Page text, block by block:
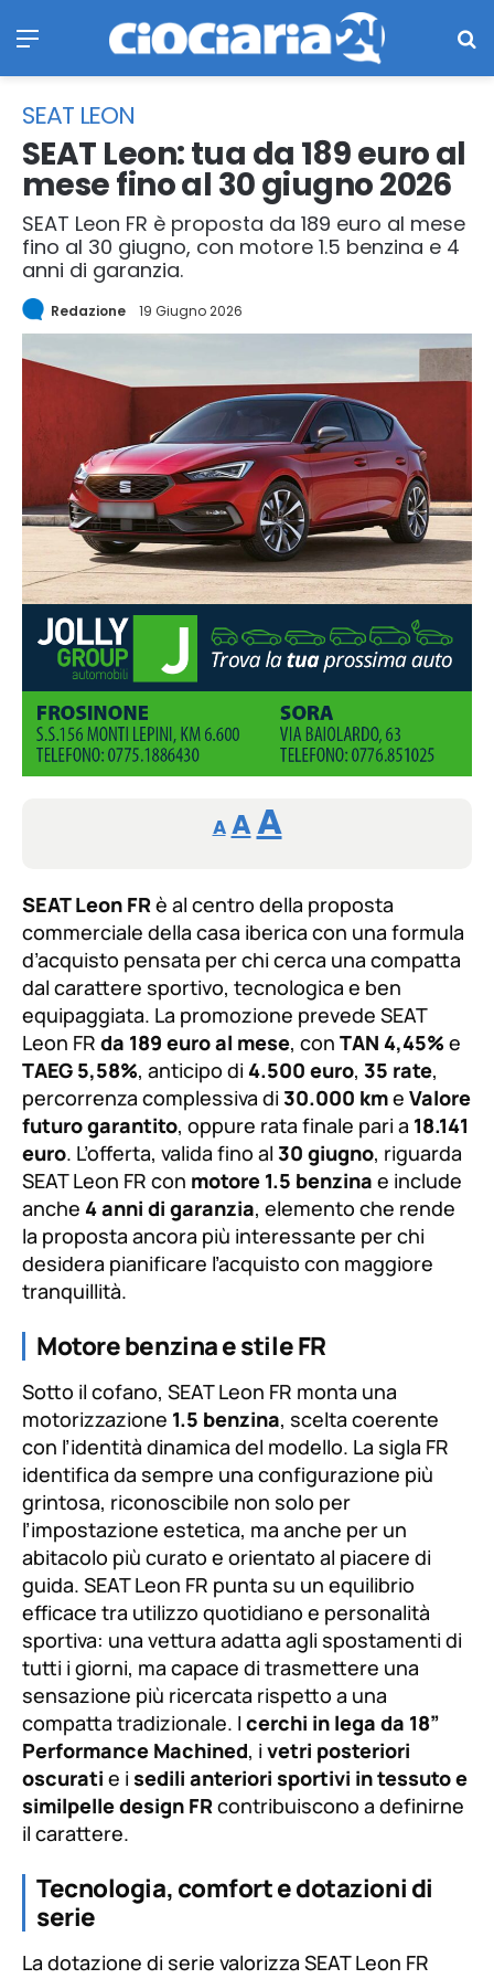
SEAT LEON
SEAT Leon: tua da 189 euro al
mese fino al 30 giugno 2026
SEAT Leon FR è proposta da 189 euro al mese
fino al 30 giugno, con motore 1.5 benzina e 4
anni di garanzia.
Redazione 19 Giugno 2026
A
Reducir
tamaño
A Restablecer
tamaño
de
fuente
AAumentar
de
fuente.
SEAT Leon FRè al centro della proposta
commerciale della casa iberica con una formula
d’acquisto pensata per chi cerca una compatta
dal carattere sportivo, tecnologica e ben
equipaggiata. La promozione prevede SEAT
Leon FR da 189 euro al mese, con TAN 4,45% e
TAEG 5,58%, anticipo di 4.500 euro, 35 rate,
percorrenza complessiva di 30.000 kme Valore
futuro garantito, oppure rata finale pari a 18.141
euro. L’offerta, valida fino al 30 giugno, riguarda
SEAT Leon FR con motore 1.5 benzina e include
anche 4 anni di garanzia, elemento che rende
la proposta ancora più interessante per chi
desidera pianificare l’acquisto con maggiore
tranquillità.
Motore benzina e stile FR
Sotto il cofano, SEAT Leon FR monta una
motorizzazione 1.5 benzina, scelta coerente
con l’identità dinamica del modello. La sigla FR
identifica da sempre una configurazione più
grintosa, riconoscibile non solo per
l’impostazione estetica, ma anche per un
abitacolo più curato e orientato al piacere di
guida. SEAT Leon FR punta su un equilibrio
efficace tra utilizzo quotidiano e personalità
sportiva: una vettura adatta agli spostamenti di
tutti i giorni, ma capace di trasmettere una
sensazione più ricercata rispetto a una
compatta tradizionale. I cerchi in lega da 18”
Performance Machined, i vetri posteriori
oscurati e i sedili anteriori sportivi in tessuto e
similpelle design FRcontribuiscono a definirne
il carattere.
Tecnologia, comfort e dotazioni di
serie
La dotazione di serie valorizza SEAT Leon FR